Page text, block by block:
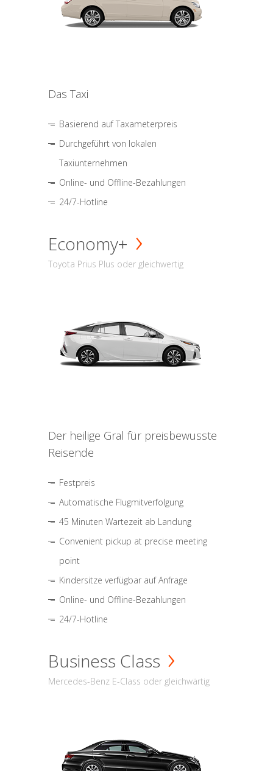
Das Taxi
Basierend auf Taxameterpreis
Durchgeführt von lokalen
Taxiunternehmen
Online- und Offline-Bezahlungen
24/7-Hotline
Economy+
Toyota Prius Plus oder gleichwertig
Der heilige Gral für preisbewusste
Reisende
Festpreis
Automatische Flugmitverfolgung
45 Minuten Wartezeit ab Landung
Convenient pickup at precise meeting
point
Kindersitze verfügbar auf Anfrage
Online- und Offline-Bezahlungen
24/7-Hotline
Business Class
Mercedes-Benz E-Class oder gleichwärtig